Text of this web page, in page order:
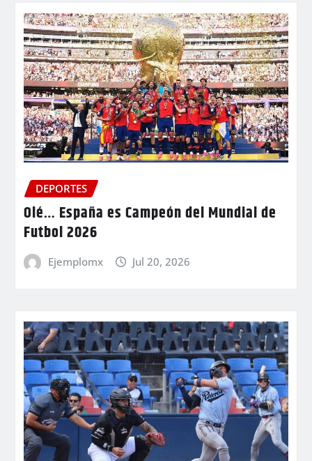
DEPORTES
Olé… España es Campeón del Mundial de
Futbol 2026
Ejemplomx Jul 20, 2026